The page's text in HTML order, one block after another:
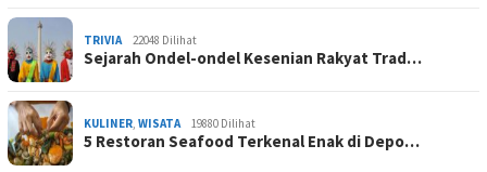
TRIVIA 22048 Dilihat
Sejarah Ondel-ondel Kesenian Rakyat Trad…
KULINER, WISATA 19880 Dilihat
5 Restoran Seafood Terkenal Enak di Depo…